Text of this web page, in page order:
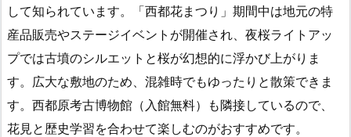
して知られています。「西都花まつり」期間中は地元の特
産品販売やステージイベントが開催され、夜桜ライトアッ
プでは古墳のシルエットと桜が幻想的に浮かび上がりま
す。広大な敷地のため、混雑時でもゆったりと散策できま
す。西都原考古博物館（入館無料）も隣接しているので、
花見と歴史学習を合わせて楽しむのがおすすめです。